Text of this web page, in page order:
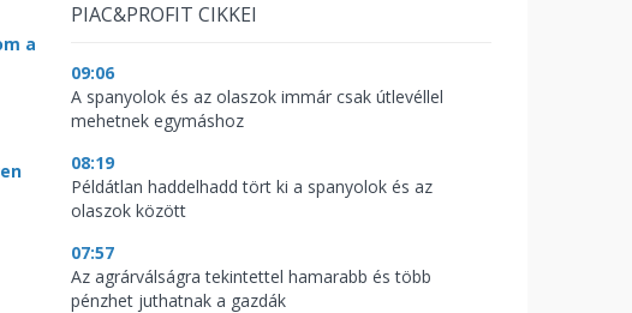
a
PIAC&PROFIT CIKKEI
09:06
A spanyolok és az olaszok immár csak útlevéllel
mehetnek egymáshoz
08:19
Példátlan haddelhadd tört ki a spanyolok és az
olaszok között
07:57
Az agrárválságra tekintettel hamarabb és több
pénzhet juthatnak a gazdák